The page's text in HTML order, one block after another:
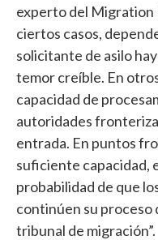
experto del Migration
ciertos casos,
solicitante de asilo
temor creíble. En
capacidad de
autoridades
entrada. En puntos
suficiente capacidad,
probabilidad de que
continúen su proceso
tribunal de migración”.